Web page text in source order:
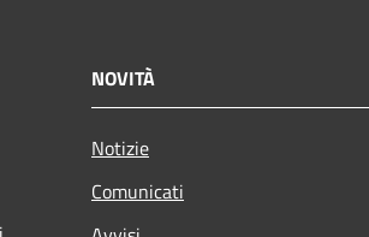
NOVITÀ
Notizie
Comunicati